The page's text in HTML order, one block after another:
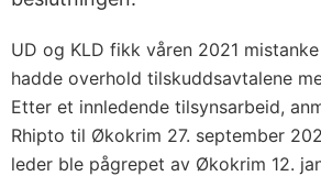
UD og KLD fikk våren 2021
hadde overhold tilskuddsavtalene
Etter et innledende tilsynsarbeid,
Rhipto til Økokrim 27. september
leder ble pågrepet av Økokrim 12.